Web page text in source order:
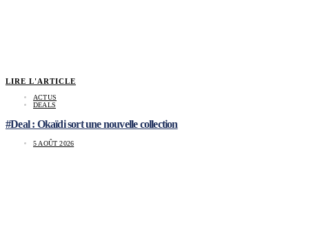
LIRE L'ARTICLE
ACTUS
DEALS
#Deal : Okaïdi sort une nouvelle collection
5 AOÛT 2026